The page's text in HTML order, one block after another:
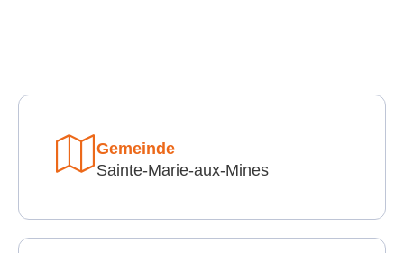
Gemeinde
Sainte-Marie-aux-Mines